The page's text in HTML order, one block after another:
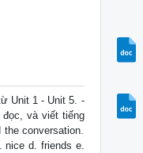
Unit 1 - Unit 5. -
và viết tiếng
conversation.
nice d. friends e.